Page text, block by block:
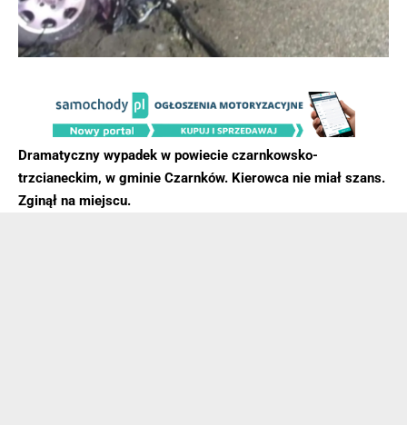
Dramatyczny wypadek w powiecie czarnkowsko-
trzcianeckim, w gminie Czarnków. Kierowca nie miał szans.
Zginął na miejscu.